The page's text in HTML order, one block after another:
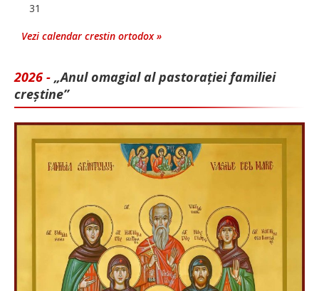
31
Vezi calendar crestin ortodox »
2026 - „Anul omagial al pastorației familiei
creștine”